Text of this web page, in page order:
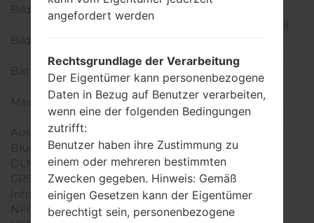
Bildschirmerweiterung
480 x 800 Pixel (~246
Dichte der Pixel pro Zoll)
Bildschirmfarben
Batterie und Tastatur
Batteriekapazität
entfernbar Li-Ion 1500
mAh
Mechanische Tastatur
-
Interfaces
Ausgabe für Audio
Bluetooth
Version 3.0, A2DP, EDR
DLNA
Ja
GPS
A-GPS
Infrarotanschluss
Nein
NFC
Nein
angefordert werden
Rechtsgrundlage der Verarbeitung
Der Eigentümer kann personenbezogene
Daten in Bezug auf Benutzer verarbeiten,
wenn eine der folgenden Bedingungen
zutrifft:
Benutzer haben ihre Zustimmung zu
einem oder mehreren bestimmten
Zwecken gegeben. Hinweis: Gemäß
einigen Gesetzen kann der Eigentümer
berechtigt sein, personenbezogene